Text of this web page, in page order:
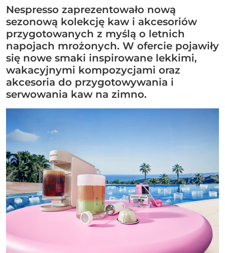
Nespresso zaprezentowało nową
sezonową kolekcję kaw i akcesoriów
przygotowanych z myślą o letnich
napojach mrożonych. W ofercie pojawiły
się nowe smaki inspirowane lekkimi,
wakacyjnymi kompozycjami oraz
akcesoria do przygotowywania i
serwowania kaw na zimno.